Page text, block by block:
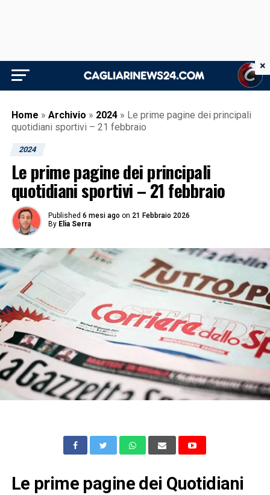
Home » Archivio » 2024 » Le prime pagine dei principali
quotidiani sportivi – 21 febbraio
2024
Le prime pagine dei principali
quotidiani sportivi – 21 febbraio
Published 6 mesi ago on 21 Febbraio 2026
By Elia Serra
Le prime pagine dei Quotidiani
×